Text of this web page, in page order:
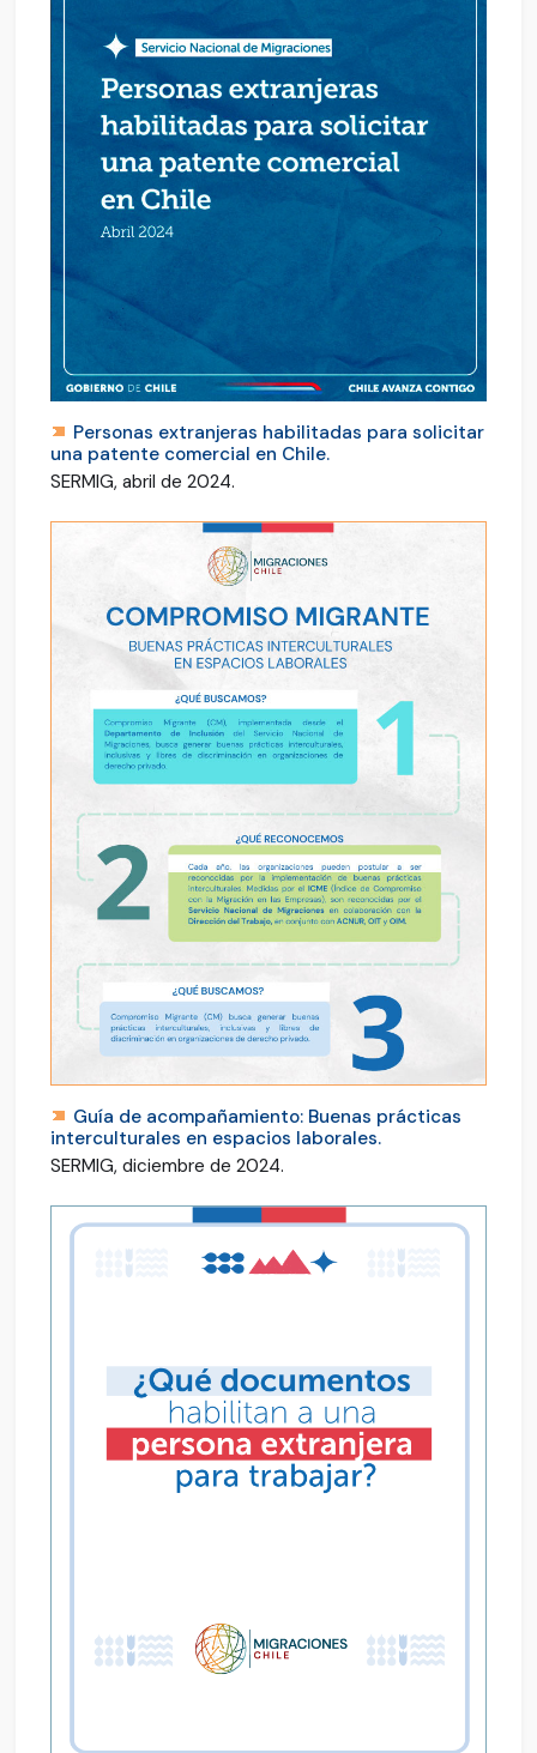
Personas extranjeras habilitadas para solicitar
una patente comercial en Chile.
SERMIG, abril de 2024.
Guía de acompañamiento: Buenas prácticas
interculturales en espacios laborales.
SERMIG, diciembre de 2024.